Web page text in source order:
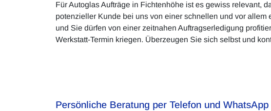
Für Autoglas Aufträge in Fichtenhöhe ist es gewiss relevant,
potenzieller Kunde bei uns von einer schnellen und vor
und Sie dürfen von einer zeitnahen Auftragserledigung
Werkstatt-Termin kriegen. Überzeugen Sie sich selbst und
Persönliche Beratung per Telefon und WhatsApp